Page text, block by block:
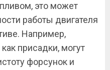
это может
работы двигателя
Например,
присадки, могут
форсунок и